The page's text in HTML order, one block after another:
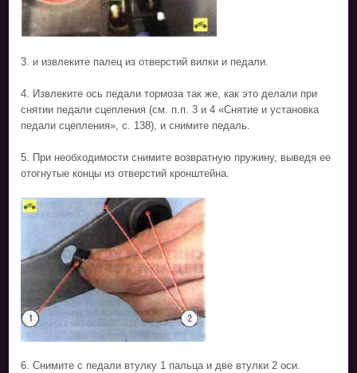
3. и извлеките палец из отверстий вилки и педали.
4. Извлеките ось педали тормоза так же, как это делали при
снятии педали сцепления (см. п.п. 3 и 4 «Снятие и установка
педали сцепления», с. 138), и снимите педаль.
5. При необходимости снимите возвратную пружину, выведя ее
отогнутые концы из отверстий кронштейна.
6. Снимите с педали втулку 1 пальца и две втулки 2 оси.